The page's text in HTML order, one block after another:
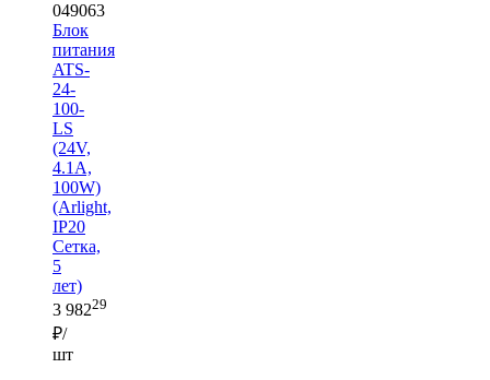
049063
Блок
питания
ATS-
24-
100-
LS
(24V,
4.1A,
100W)
(Arlight,
IP20
Сетка,
5
лет)
3 98229
₽/
шт